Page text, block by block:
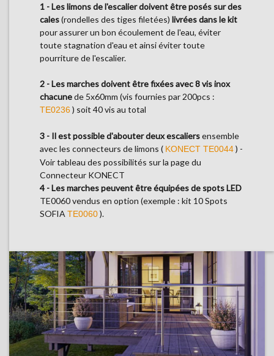
1 - Les limons de l'escalier doivent être posés sur des
cales(rondelles des tiges filetées) livrées dans le kit
pour assurer un bon écoulement de l'eau, éviter
toute stagnation d'eau et ainsi éviter toute
pourriture de l'escalier.
2 - Les marches doivent être fixées avec 8 vis inox
chacunede 5x60mm (vis fournies par 200pcs :
TE0236 ) soit 40 vis au total
3 - Il est possible d'abouter deux escaliersensemble
avec les connecteurs de limons ( KONECT TE0044) -
Voir tableau des possibilités sur la page du
Connecteur KONECT
4 - Les marches peuvent être équipées de spots LED
TE0060 vendus en option (exemple : kit 10 Spots
SOFIA TE0060).